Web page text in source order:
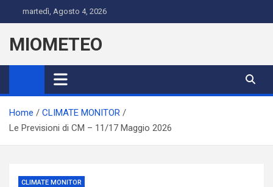
to
content
martedì, Agosto 4, 2026
MIOMETEO
Home
CLIMATE MONITOR
Le Previsioni di CM – 11/17 Maggio 2026
CLIMATE MONITOR